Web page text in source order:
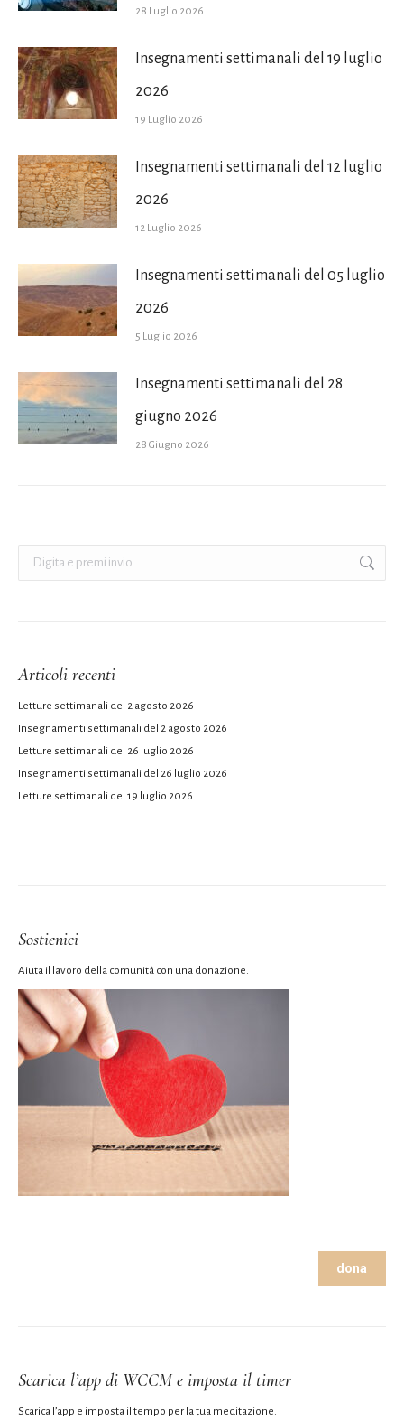
28 Luglio 2026
Insegnamenti settimanali del 19 luglio
2026
19 Luglio 2026
Insegnamenti settimanali del 12 luglio
2026
12 Luglio 2026
Insegnamenti settimanali del 05 luglio
2026
5 Luglio 2026
Insegnamenti settimanali del 28
giugno 2026
28 Giugno 2026
Articoli recenti
Letture settimanali del 2 agosto 2026
Insegnamenti settimanali del 2 agosto 2026
Letture settimanali del 26 luglio 2026
Insegnamenti settimanali del 26 luglio 2026
Letture settimanali del 19 luglio 2026
Sostienici
Aiuta il lavoro della comunità con una donazione.
dona
Scarica l’app di WCCM e imposta il timer
Scarica l’app e imposta il tempo per la tua meditazione.